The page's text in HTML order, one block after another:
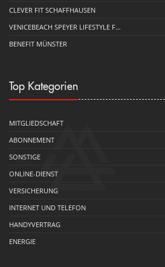
CLEVER FIT SCHAFFHAUSEN
VENICEBEACH SPEYER LIFESTYLE F…
BENEFIT MÜNSTER
Top Kategorien
MITGLIEDSCHAFT
ABONNEMENT
SONSTIGE
ONLINE-DIENST
VERSICHERUNG
INTERNET UND TELEFON
HANDYVERTRAG
ENERGIE